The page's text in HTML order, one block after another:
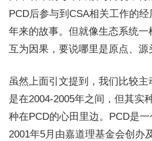
PCD后参与到CSA相关工作的
年来的故事。但就像生态系统一
互为因果，要说哪里是原点、源
虽然上面引文提到，我们比较
是在2004-2005年之间，但其实
种在PCD的心田里边。PCD是
2001年5月由嘉道理基金会创办